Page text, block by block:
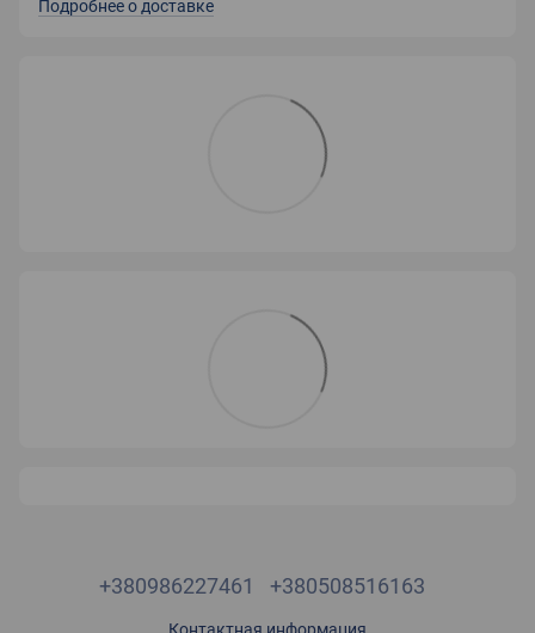
Подробнее о доставке
+380986227461 +380508516163